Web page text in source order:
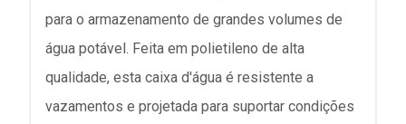
para o armazenamento de grandes volumes de
água potável. Feita em polietileno de alta
qualidade, esta caixa d'água é resistente a
vazamentos e projetada para suportar condições